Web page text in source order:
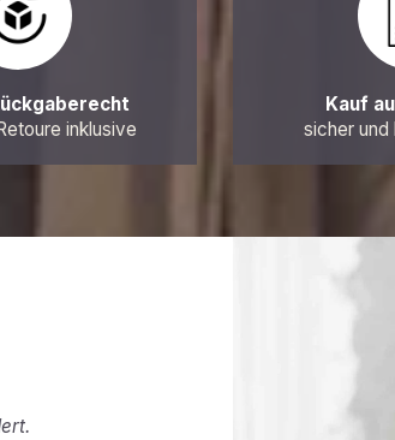
inklusive
Kauf
sicher und